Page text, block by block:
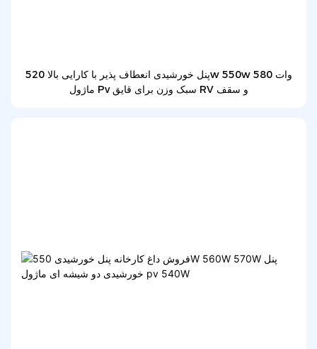
پنل خورشیدی انعطاف پذیر با کارایی بالا 520w 550w 580 وات
ماژول Pv سبک وزن برای قایق RV و سقف